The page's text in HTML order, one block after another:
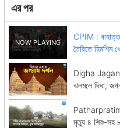
এর পর
CPIM :
তৈরিতে হিমশিম
Digha
ঝলমলে দিঘা,
মৃত্যু ৪ শিশু-সহ